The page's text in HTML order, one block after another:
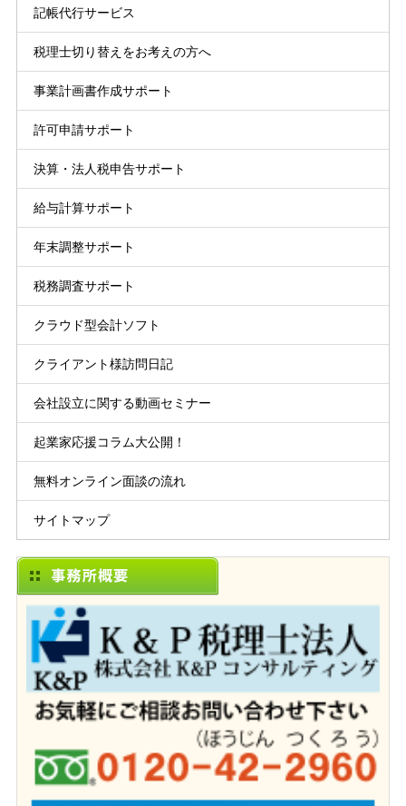
記帳代行サービス
税理士切り替えをお考えの方へ
事業計画書作成サポート
許可申請サポート
決算・法人税申告サポート
給与計算サポート
年末調整サポート
税務調査サポート
クラウド型会計ソフト
クライアント様訪問日記
会社設立に関する動画セミナー
起業家応援コラム大公開！
無料オンライン面談の流れ
サイトマップ